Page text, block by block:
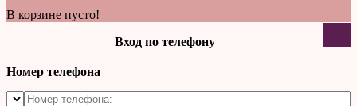
В корзине пусто!
Вход по телефону
Номер телефона